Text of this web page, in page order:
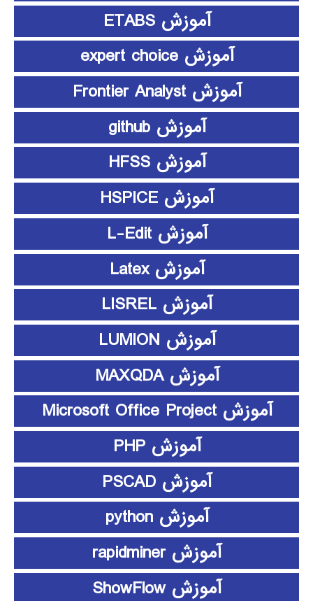
آموزش ETABS
آموزش expert choice
آموزش Frontier Analyst
آموزش github
آموزش HFSS
آموزش HSPICE
آموزش L-Edit
آموزش Latex
آموزش LISREL
آموزش LUMION
آموزش MAXQDA
آموزش Microsoft Office Project
آموزش PHP
آموزش PSCAD
آموزش python
آموزش rapidminer
آموزش ShowFlow